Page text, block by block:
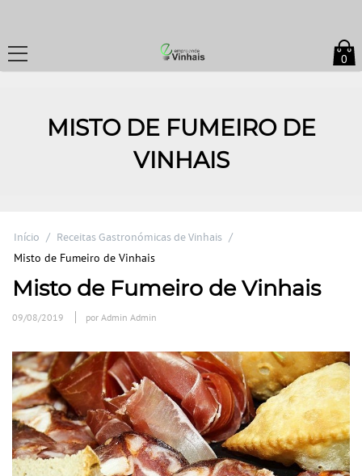
0
MISTO DE FUMEIRO DE
VINHAIS
Início / Receitas Gastronómicas de Vinhais /
Misto de Fumeiro de Vinhais
Misto de Fumeiro de Vinhais
09/08/2019 por Admin Admin